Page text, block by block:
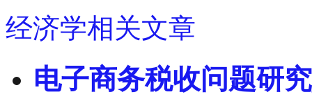
经济学相关文章
电子商务税收问题研